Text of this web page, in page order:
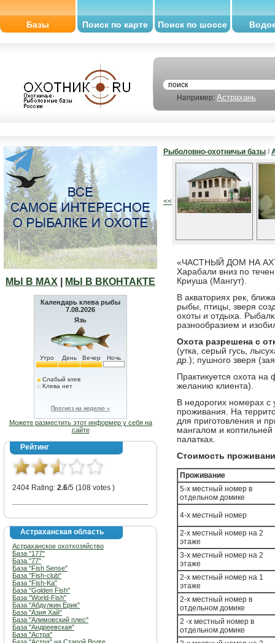
Базы Поиск по карте Поиск по шоссе
Например: Астрахань
МЫ В МАХ МЫ В ВКОНТАКТЕ
Календарь клева рыбы
7.08.2026
Язь
Утро День Вечер Ночь
Слабый клев
Клева нет
Прогноз на неделю »
Можете разместить этот информер у себя на
сайте
Рейтинг
2404 Rating: 2.6/5 (108 votes )
Астраханская область
Астраханское охотхозяйство
База "177"
База "77"
База "Fish Sense"
База "Fish-club"
База "Fish-Ka"
База "Golden Fish"
База "World-Fish"
База "Абдулкин Ерик"
База "Азия Хай"
База "Алимовский плес"
База "Андреевская"
База "Астра"
Рыболовно-охотничьи базы /
<<
«ЧАСТНЫЙ ДОМ НА
Харабали вниз по
Криуша (Мангут).
В акваториях рек,
рыбы, птицы, зверя
охоты и отдыха.
разнообразием и
Охота разрешена с
(утка, серый гусь,
др.); пушного зверя
Практикуется охота
желанию клиента).
В недорогих номерах с
проживания. На
для приготовления и
мангалом и
палатках.
Стоимость
Проживание
5-х местный номер в
отдельном домике
4-х местный номер
2-х местный номер на 2
этаже
3-х местный номер на 2
этаже
2-х местный номер на 1
этаже
2-х местный номер в
отдельном домике
2 -х местный номер в
отдельном домике